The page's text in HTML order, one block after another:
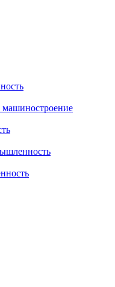
машиностроение